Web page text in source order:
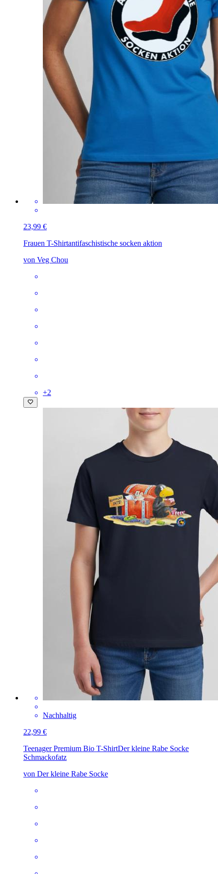
23,99 €
Frauen T-Shirtantifaschistische socken aktion
von Veg Chou
+2
Nachhaltig
22,99 €
Teenager Premium Bio T-ShirtDer kleine Rabe Socke
Schmackofatz
von Der kleine Rabe Socke